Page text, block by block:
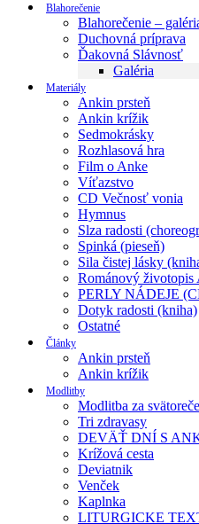
Blahorečenie
Blahorečenie –
Duchovná príprava
Ďakovná Slávnosť
Galéria
Materiály
Ankin prsteň
Ankin krížik
Sedmokrásky
Rozhlasová hra
Film o Anke
Víťazstvo
CD Večnosť vonia
Hymnus
Slza radosti
Spinká (pieseň)
Sila čistej lásky
Románový
PERLY NÁDEJE
Dotyk radosti (kniha)
Ostatné
Články
Ankin prsteň
Ankin krížik
Modlitby
Modlitba za
Tri zdravasy
DEVÄŤ DNÍ S
Krížová cesta
Deviatnik
Venček
Kaplnka
LITURGICKE